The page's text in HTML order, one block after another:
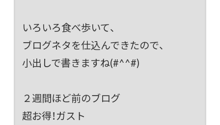
いろいろ食べ歩いて、
ブログネタを仕込んできたので、
小出しで書きますね(#^^#)
２週間ほど前のブログ
超お得！ガスト